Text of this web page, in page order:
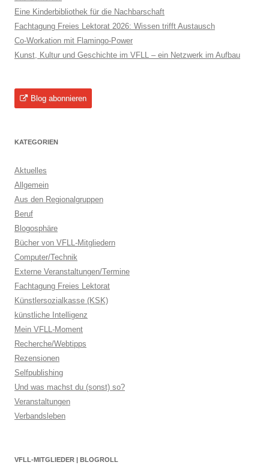
Eine Kinderbibliothek für die Nachbarschaft
Fachtagung Freies Lektorat 2026: Wissen trifft Austausch
Co-Workation mit Flamingo-Power
Kunst, Kultur und Geschichte im VFLL – ein Netzwerk im Aufbau
Blog abonnieren
KATEGORIEN
Aktuelles
Allgemein
Aus den Regionalgruppen
Beruf
Blogosphäre
Bücher von VFLL-Mitgliedern
Computer/Technik
Externe Veranstaltungen/Termine
Fachtagung Freies Lektorat
Künstlersozialkasse (KSK)
künstliche Intelligenz
Mein VFLL-Moment
Recherche/Webtipps
Rezensionen
Selfpublishing
Und was machst du (sonst) so?
Veranstaltungen
Verbandsleben
VFLL-MITGLIEDER | BLOGROLL